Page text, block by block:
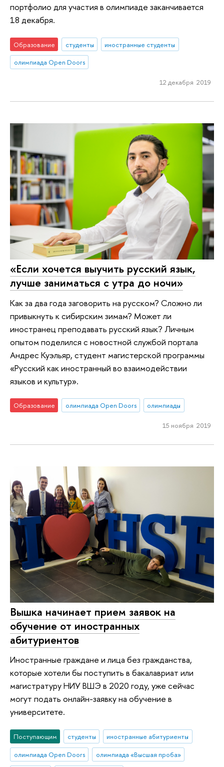
портфолио для участия в олимпиаде заканчивается
18 декабря.
Образование студенты
иностранные студенты
олимпиада Open Doors
12 декабря 2019
«Если хочется выучить русский язык,
лучше заниматься с утра до ночи»
Как за два года заговорить на русском? Сложно ли
привыкнуть к сибирским зимам? Может ли
иностранец преподавать русский язык? Личным
опытом поделился с новостной службой портала
Андрес Куэльяр, студент магистерской программы
«Русский как иностранный во взаимодействии
языков и культур».
Образование олимпиада Open Doors олимпиады
15 ноября 2019
Вышка начинает прием заявок на
обучение от иностранных
абитуриентов
Иностранные граждане и лица без гражданства,
которые хотели бы поступить в бакалавриат или
магистратуру НИУ ВШЭ в 2020 году, уже сейчас
могут подать онлайн-заявку на обучение в
университете.
Поступающим студенты
иностранные абитуриенты
олимпиада Open Doors
олимпиада «Высшая проба»